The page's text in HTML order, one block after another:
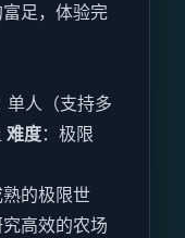
足，体验完
单人（支持多
难度：极限
的极限世
高效的农场